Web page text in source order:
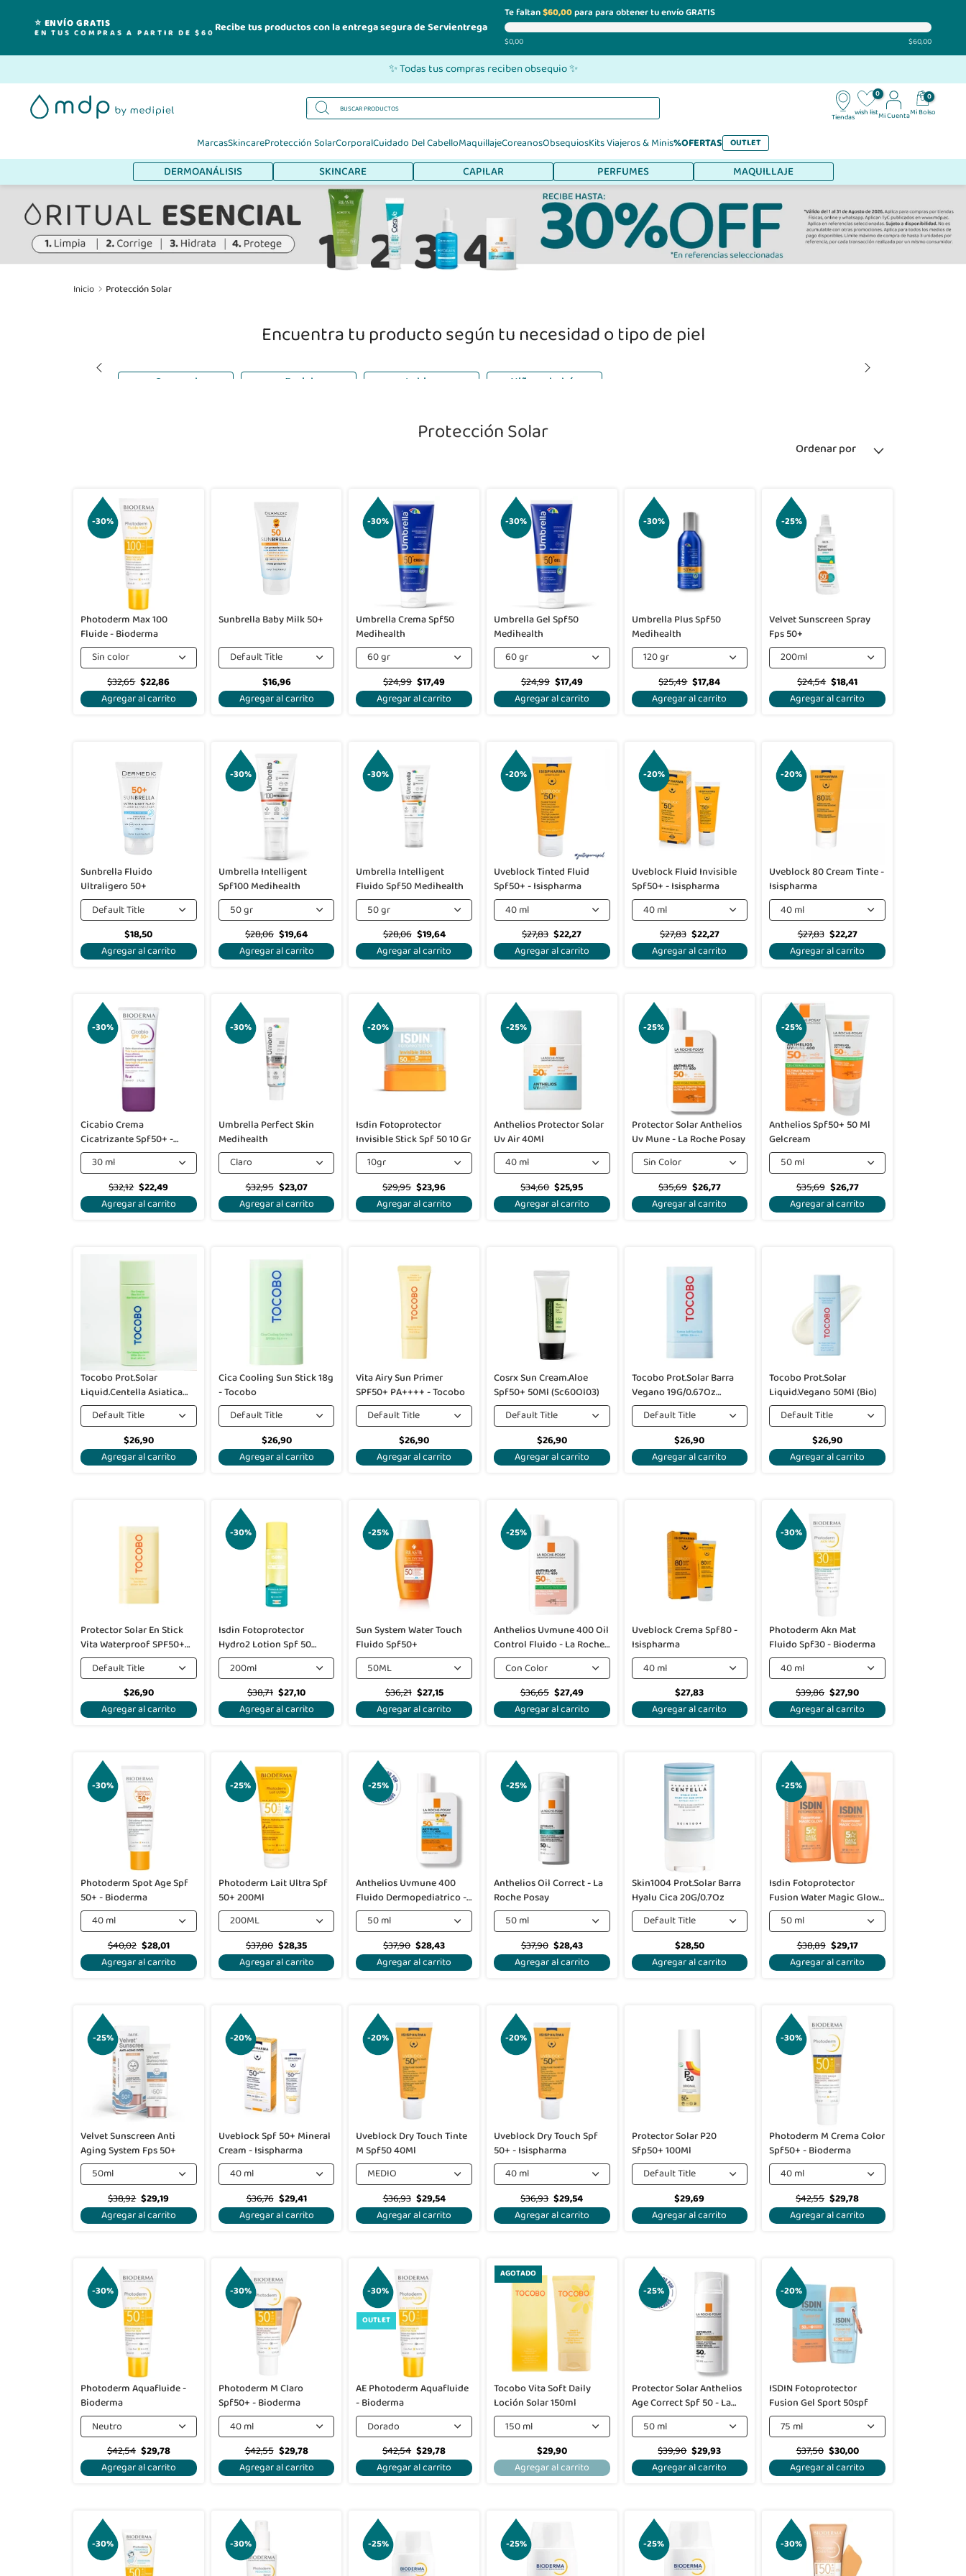
⭐ ENVÍO GRATIS
EN TUS COMPRAS A PARTIR DE $60 Recibe tus productos con la entrega segura de Servientrega
Te faltan$60,00para para obtener tu envío GRATIS
$0,00 $60,00
al
contenido
✨ Todas tus compras reciben obsequio ✨
Tiendas
0
wish listMi Cuenta
0
Mi Bolso
MarcasSkincareProtección SolarCorporalCuidado Del CabelloMaquillajeCoreanosObsequiosKits Viajeros & Minis%OFERTAS OUTLET
DERMOANÁLISIS SKINCARE CAPILAR PERFUMES MAQUILLAJE
Inicio Protección Solar
Encuentra tu producto según tu necesidad o tipo de piel
Corporal Facial Labios Niños y bebés
Protección Solar
Ordenar por
-30%
Photoderm Max 100
Fluide - Bioderma
Sin color
$32,65 $22,86
Agregar al carrito
Sunbrella Baby Milk 50+
Default Title
$16,96
Agregar al carrito
-30%
Umbrella Crema Spf50
Medihealth
60 gr
$24,99 $17,49
Agregar al carrito
-30%
Umbrella Gel Spf50
Medihealth
60 gr
$24,99 $17,49
Agregar al carrito
-30%
Umbrella Plus Spf50
Medihealth
120 gr
$25,49 $17,84
Agregar al carrito
-25%
Velvet Sunscreen Spray
Fps 50+
200ml
$24,54 $18,41
Agregar al carrito
Sunbrella Fluido
Ultraligero 50+
Default Title
$18,50
Agregar al carrito
-30%
Umbrella Intelligent
Spf100 Medihealth
50 gr
$28,06 $19,64
Agregar al carrito
-30%
Umbrella Intelligent
Fluido Spf50 Medihealth
50 gr
$28,06 $19,64
Agregar al carrito
-20%
Uveblock Tinted Fluid
Spf50+ - Isispharma
40 ml
$27,83 $22,27
Agregar al carrito
-20%
Uveblock Fluid Invisible
Spf50+ - Isispharma
40 ml
$27,83 $22,27
Agregar al carrito
-20%
Uveblock 80 Cream Tinte -
Isispharma
40 ml
$27,83 $22,27
Agregar al carrito
-30%
Cicabio Crema
Cicatrizante Spf50+ -
Bioderma
30 ml
$32,12 $22,49
Agregar al carrito
-30%
Umbrella Perfect Skin
Medihealth
Claro
$32,95 $23,07
Agregar al carrito
-20%
Isdin Fotoprotector
Invisible Stick Spf 50 10 Gr
10gr
$29,95 $23,96
Agregar al carrito
-25%
Anthelios Protector Solar
Uv Air 40Ml
40 ml
$34,60 $25,95
Agregar al carrito
-25%
Protector Solar Anthelios
Uv Mune - La Roche Posay
Sin Color
$35,69 $26,77
Agregar al carrito
-25%
Anthelios Spf50+ 50 Ml
Gelcream
50 ml
$35,69 $26,77
Agregar al carrito
Tocobo Prot.Solar
Liquid.Centella Asiatica
50Ml
Default Title
$26,90
Agregar al carrito
Cica Cooling Sun Stick 18g
- Tocobo
Default Title
$26,90
Agregar al carrito
Vita Airy Sun Primer
SPF50+ PA++++ - Tocobo
Default Title
$26,90
Agregar al carrito
Cosrx Sun Cream.Aloe
Spf50+ 50Ml (Sc60Ol03)
Default Title
$26,90
Agregar al carrito
Tocobo Prot.Solar Barra
Vegano 19G/0.67Oz
(Cotton)
Default Title
$26,90
Agregar al carrito
Tocobo Prot.Solar
Liquid.Vegano 50Ml (Bio)
Default Title
$26,90
Agregar al carrito
Protector Solar En Stick
Vita Waterproof SPF50+
PA++++ 18gr - Tocobo
Default Title
$26,90
Agregar al carrito
-30%
Isdin Fotoprotector
Hydro2 Lotion Spf 50
200ml
200ml
$38,71 $27,10
Agregar al carrito
-25%
Sun System Water Touch
Fluido Spf50+
50ML
$36,21 $27,15
Agregar al carrito
-25%
Anthelios Uvmune 400 Oil
Control Fluido - La Roche
Posay
Con Color
$36,65 $27,49
Agregar al carrito
Uveblock Crema Spf80 -
Isispharma
40 ml
$27,83
Agregar al carrito
-30%
Photoderm Akn Mat
Fluido Spf30 - Bioderma
40 ml
$39,86 $27,90
Agregar al carrito
-30%
Photoderm Spot Age Spf
50+ - Bioderma
40 ml
$40,02 $28,01
Agregar al carrito
-25%
Photoderm Lait Ultra Spf
50+ 200Ml
200ML
$37,80 $28,35
Agregar al carrito
-25%
Anthelios Uvmune 400
Fluido Dermopediatrico -
La Roche Posay
50 ml
$37,90 $28,43
Agregar al carrito
-25%
Anthelios Oil Correct - La
Roche Posay
50 ml
$37,90 $28,43
Agregar al carrito
Skin1004 Prot.Solar Barra
Hyalu Cica 20G/0.7Oz
Default Title
$28,50
Agregar al carrito
-25%
Isdin Fotoprotector
Fusion Water Magic Glow
Spf 50
50 ml
$38,89 $29,17
Agregar al carrito
-25%
Velvet Sunscreen Anti
Aging System Fps 50+
50ml
$38,92 $29,19
Agregar al carrito
-20%
Uveblock Spf 50+ Mineral
Cream - Isispharma
40 ml
$36,76 $29,41
Agregar al carrito
-20%
Uveblock Dry Touch Tinte
M Spf50 40Ml
MEDIO
$36,93 $29,54
Agregar al carrito
-20%
Uveblock Dry Touch Spf
50+ - Isispharma
40 ml
$36,93 $29,54
Agregar al carrito
Protector Solar P20
Sfp50+ 100Ml
Default Title
$29,69
Agregar al carrito
-30%
Photoderm M Crema Color
Spf50+ - Bioderma
40 ml
$42,55 $29,78
Agregar al carrito
-30%
Photoderm Aquafluide -
Bioderma
Neutro
$42,54 $29,78
Agregar al carrito
-30%
Photoderm M Claro
Spf50+ - Bioderma
40 ml
$42,55 $29,78
Agregar al carrito
-30%
OUTLET
AE Photoderm Aquafluide
- Bioderma
Dorado
$42,54 $29,78
Agregar al carrito
AGOTADO
Tocobo Vita Soft Daily
Loción Solar 150ml
150 ml
$29,90
Agregar al carrito
-25%
Protector Solar Anthelios
Age Correct Spf 50 - La
Roche Posay
50 ml
$39,90 $29,93
Agregar al carrito
-20%
ISDIN Fotoprotector
Fusion Gel Sport 50spf
75 ml
$37,50 $30,00
Agregar al carrito
-30% -30% -25% -25% -25% -30%